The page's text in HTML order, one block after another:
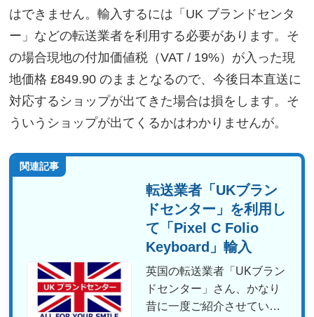
はできません。輸入するには「UK ブランドセンタ
ー」などの転送業者を利用する必要があります。そ
の場合現地の付加価値税（VAT / 19%）が入った現
地価格 £849.90 のままとなるので、今後日本直送に
対応するショップが出てきた場合は損をします。そ
ういうショップが出てくるかはわかりませんが。
関連記事
転送業者「UKブラン
ドセンター」を利用し
て「Pixel C Folio
Keyboard」輸入
英国の転送業者「UKブラン
ドセンター」さん、かなり
昔に一度ご紹介させていた